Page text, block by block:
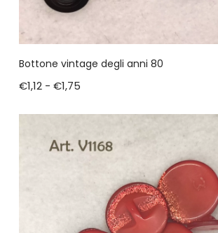
Bottone vintage degli anni 80
€1,12 - €1,75